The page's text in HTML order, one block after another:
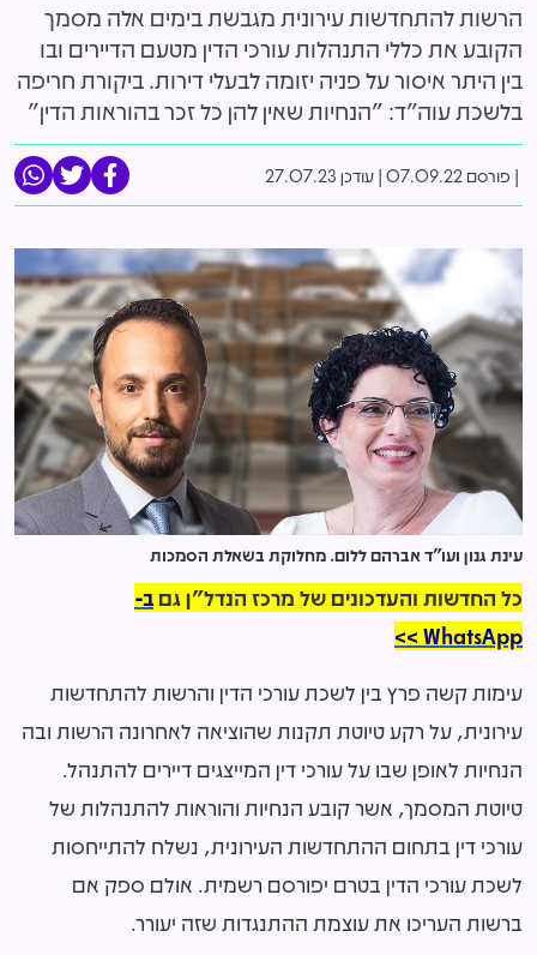
הרשות להתחדשות עירונית מגבשת בימים אלה מסמך
הקובע את כללי התנהלות עורכי הדין מטעם הדיירים ובו
בין היתר איסור על פניה יזומה לבעלי דירות. ביקורת חריפה
בלשכת עוה"ד: "הנחיות שאין להן כל זכר בהוראות הדין"
פורסם 07.09.22 | עודכן 27.07.23
עינת גנון ועו"ד אברהם ללום. מחלוקת בשאלת הסמכות
כל החדשות והעדכונים של מרכז הנדל"ן גם ב-
WhatsApp >>
עימות קשה פרץ בין לשכת עורכי הדין והרשות להתחדשות
עירונית, על רקע טיוטת תקנות שהוציאה לאחרונה הרשות ובה
הנחיות לאופן שבו על עורכי דין המייצגים דיירים להתנהל.
טיוטת המסמך, אשר קובע הנחיות והוראות להתנהלות של
עורכי דין בתחום ההתחדשות העירונית, נשלח להתייחסות
לשכת עורכי הדין בטרם יפורסם רשמית. אולם ספק אם
ברשות העריכו את עוצמת ההתנגדות שזה יעורר.